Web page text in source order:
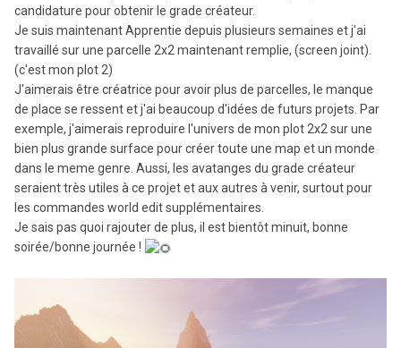
candidature pour obtenir le grade créateur.
Je suis maintenant Apprentie depuis plusieurs semaines et j'ai
travaillé sur une parcelle 2x2 maintenant remplie, (screen joint).
(c'est mon plot 2)
J'aimerais être créatrice pour avoir plus de parcelles, le manque
de place se ressent et j'ai beaucoup d'idées de futurs projets. Par
exemple, j'aimerais reproduire l'univers de mon plot 2x2 sur une
bien plus grande surface pour créer toute une map et un monde
dans le meme genre. Aussi, les avatanges du grade créateur
seraient très utiles à ce projet et aux autres à venir, surtout pour
les commandes world edit supplémentaires.
Je sais pas quoi rajouter de plus, il est bientôt minuit, bonne
soirée/bonne journée !